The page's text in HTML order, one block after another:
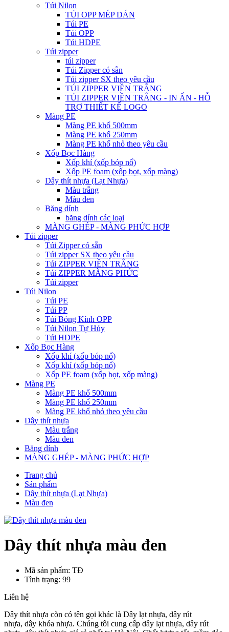
Túi Nilon
TÚI OPP MÉP DÁN
Túi PE
Túi OPP
Túi HDPE
Túi zipper
túi zipper
Túi Zipper có sẵn
Túi zipper SX theo yêu cầu
TÚI ZIPPER VIỀN TRẮNG
TÚI ZIPPER VIỀN TRẮNG - IN ẤN - HỖ
TRỢ THIẾT KẾ LOGO
Màng PE
Màng PE khổ 500mm
Màng PE khổ 250mm
Màng PE khổ nhỏ theo yêu cầu
Xốp Bọc Hàng
Xốp khí (xốp bóp nổ)
Xốp PE foam (xốp bọt, xốp màng)
Dây thít nhựa (Lạt Nhựa)
Màu trắng
Màu đen
Băng dính
băng dính các loại
MÀNG GHÉP - MÀNG PHỨC HỢP
Túi zipper
Túi Zipper có sẵn
Túi zipper SX theo yêu cầu
Túi ZIPPER VIỀN TRẮNG
Túi ZIPPER MÀNG PHỨC
Túi zipper
Túi Nilon
Túi PE
Túi PP
Túi Bóng Kính OPP
Túi Nilon Tự Hủy
Túi HDPE
Xốp Bọc Hàng
Xốp khí (xốp bóp nổ)
Xốp khí (xốp bóp nổ)
Xốp PE foam (xốp bọt, xốp màng)
Màng PE
Màng PE khổ 500mm
Màng PE khổ 250mm
Màng PE khổ nhỏ theo yêu cầu
Dây thít nhựa
Màu trắng
Màu đen
Băng dính
MÀNG GHÉP - MÀNG PHỨC HỢP
Trang chủ
Sản phẩm
Dây thít nhựa (Lạt Nhựa)
Màu đen
Dây thít nhựa màu đen
Mã sản phẩm: TĐ
Tình trạng: 99
Liên hệ
Dây thít nhựa còn có tên gọi khác là Dây lạt nhựa, dây rút
nhựa, dây khóa nhựa. Chúng tôi cung cấp dây lạt nhựa, dây rút